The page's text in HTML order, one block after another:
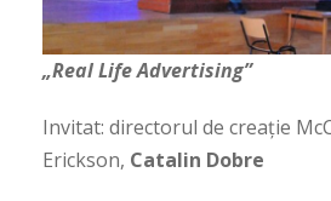
„Real Life Advertising”
Invitat: directorul de creație
Erickson, Catalin Dobre